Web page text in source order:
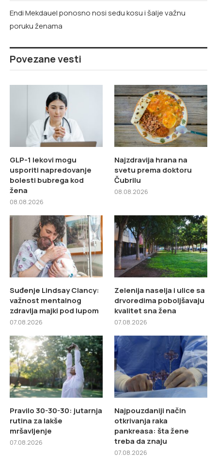
Endi Mekdauel ponosno nosi sedu kosu i šalje važnu
poruku ženama
Povezane vesti
GLP-1 lekovi mogu
usporiti napredovanje
bolesti bubrega kod
žena
08.08.2026
Najzdravija hrana na
svetu prema doktoru
Čubrilu
08.08.2026
Suđenje Lindsay Clancy:
važnost mentalnog
zdravlja majki pod lupom
07.08.2026
Zelenija naselja i ulice sa
drvoredima poboljšavaju
kvalitet sna žena
07.08.2026
Pravilo 30-30-30: jutarnja
rutina za lakše
mršavljenje
07.08.2026
Najpouzdaniji način
otkrivanja raka
pankreasa: šta žene
treba da znaju
07.08.2026